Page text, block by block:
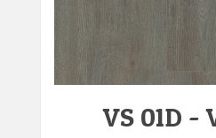
VS 01D -